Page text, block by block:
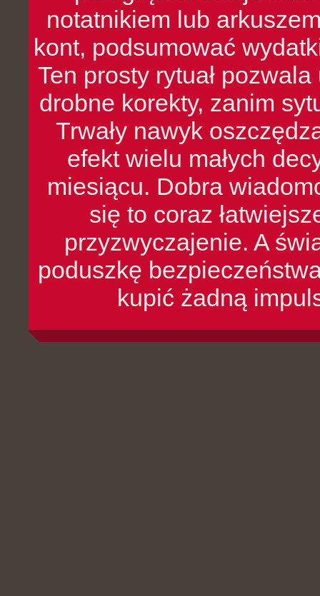
notatnikiem lub
kont, podsumować
Ten prosty rytuał
drobne korekty, zanim
Trwały nawyk
efekt wielu małych
miesiącu. Dobra
się to coraz
przyzwyczajenie. A
poduszkę
kupić żadną